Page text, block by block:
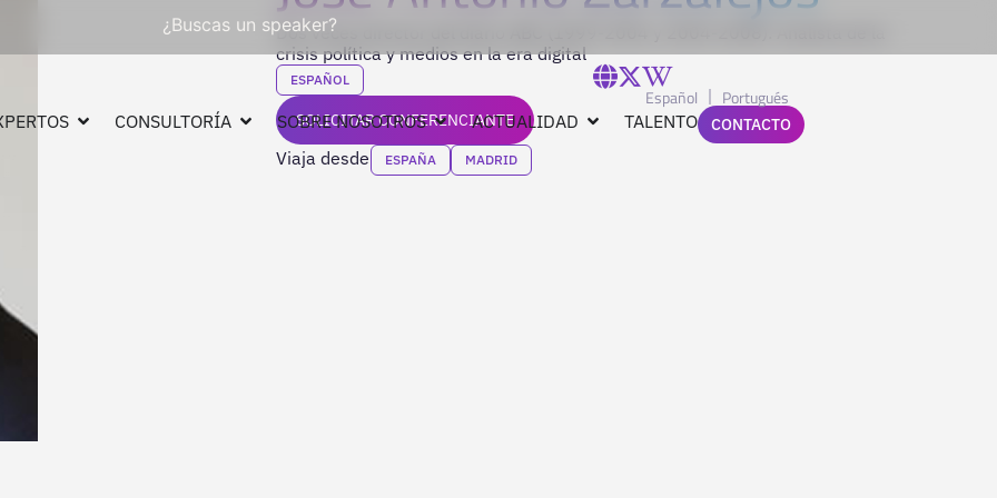
¿Buscas un speaker?
CONSULTORÍA SOBRE NOSOTROS ACTUALIDAD TALENTO
Español Portugués
CONTACTO
Dos veces director del diario ABC (1999-2004 y 2004-2008). Analista de la
crisis política y medios en la era digital
ESPAÑOL
SOLICITAR CONFERENCIANTE
Viaja desde ESPAÑA MADRID